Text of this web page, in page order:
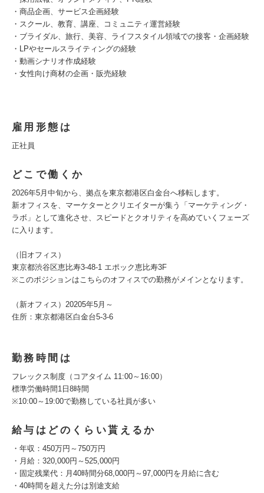
・商品企画、サービス企画経験
・スクール、教育、講座、コミュニティ運営経験
・ブライダル、旅行、美容、ライフスタイル領域での接客・企画経験
・LPやセールスライティングの経験
・動画シナリオ作成経験
・女性向け商材の企画・販売経験
雇用形態は
正社員
どこで働くか
2026年5月中旬から、拠点を東京都港区白金台へ移転します。
新オフィスを、マーケターとクリエイターが集う「マーケティング・
ラボ」として進化させ、スピードとクオリティを高めていくフェーズ
に入ります。
（旧オフィス）
東京都渋谷区恵比寿3-48-1 エポック恵比寿3F
※このポジションはこちらのオフィスでの勤務がメインとなります。
（新オフィス）20205年5月～
住所：東京都港区白金台5-3-6
勤務時間は
フレックス制度（コアタイム 11:00～16:00）
標準労働時間1日8時間
※10:00～19:00で勤務している社員が多い
給与はどのくらい貰えるか
・年収：450万円～750万円
・月給：320,000円～525,000円
・固定残業代：月40時間分68,000円～97,000円を月給に含む
・40時間を超えた分は別途支給